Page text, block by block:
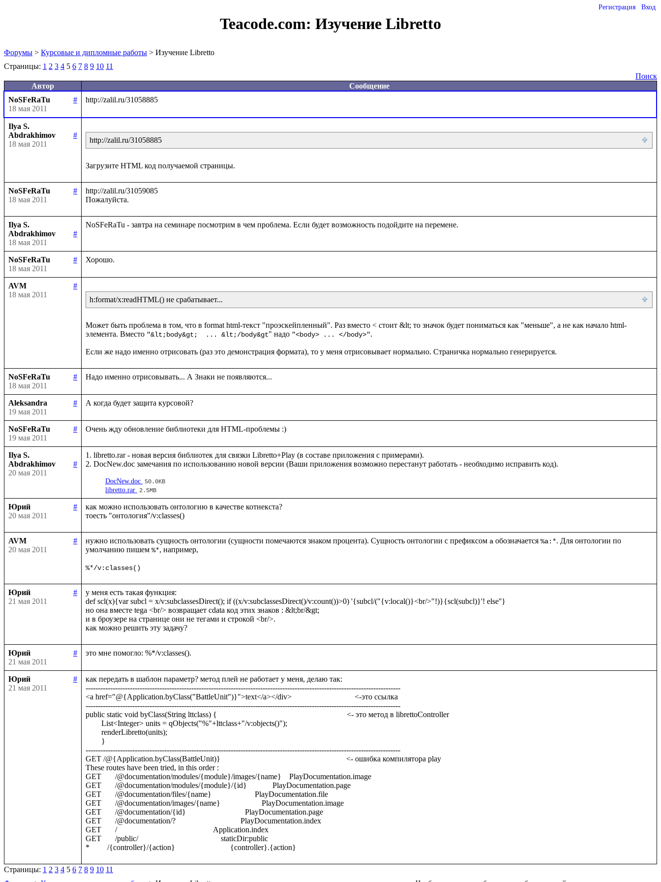
Регистрация Вход
Teacode.com: Изучение Libretto
Форумы > Курсовые и дипломные работы > Изучение Libretto
Страницы: 1 2 3 4 5 6 7 8 9 10 11
Поиск
Автор
Сообщение
NoSFeRaTu
#
18 мая 2011
Ilya S.
Abdrakhimov
#
18 мая 2011
http://zalil.ru/31058885
NoSFeRaTu
#
18 мая 2011
http://zalil.ru/31059085
Ilya S.
Abdrakhimov
#
18 мая 2011
NoSFeRaTu
#
18 мая 2011
AVM
#
18 мая 2011
h:format/x:readHTML() не срабатывает...
Может быть проблема в том, что в format html-текст "проэскейпленный". Раз вместо < стоит &lt; то значок будет пониматься как "меньше", а не как начало html-
элемента. Вместо "&lt;body&gt;  ... &lt;/body&gt" надо "<body> ... </body>".
NoSFeRaTu
#
18 мая 2011
Aleksandra
#
19 мая 2011
NoSFeRaTu
#
19 мая 2011
Ilya S.
Abdrakhimov
#
20 мая 2011
1. libretto.rar - новая версия библиотек для связки Libretto+Play (в составе приложения с примерами).
DocNew.doc 50.0KB
libretto.rar 2.5MB
Юрий
#
20 мая 2011
как можно использовать онтологию в качестве котнекста?
AVM
#
20 мая 2011
нужно использовать сущность онтологии (сущности помечаются знаком процента). Сущность онтологии с префиксом a обозначается %a:*. Для онтологии по
умолчанию пишем %*, например,
%*/v:classes()
Юрий
#
21 мая 2011
у меня есть такая функция:
def scl(x){var subcl = x/v:subclassesDirect(); if ((x/v:subclassesDirect()/v:count())>0) '{subcl/("{v:local()}<br/>"!)}{scl(subcl)}'! else''}
но она вместе tega <br/> возвращает сdata код этих знаков : &lt;br/&gt;
и в броузере на странице они не тегами и строкой <br/>.
Юрий
#
21 мая 2011
Юрий
#
21 мая 2011
как передать в шаблон параметр? метод плей не работает у меня, делаю так:
--------------------------------------------------------------------------------------------------------------------------------
<a href="@{Application.byClass("BattleUnit")}">text</a></div>                                <-это ссылка
--------------------------------------------------------------------------------------------------------------------------------
public static void byClass(String lttclass) {                                                                  <- это метод в librettoController
--------------------------------------------------------------------------------------------------------------------------------
GET /@{Application.byClass(BattleUnit)}                                                                <- ошибка компилятора play
These routes have been tried, in this order :
GET       /@documentation/modules/{module}/images/{name}    PlayDocumentation.image
GET       /@documentation/modules/{module}/{id}             PlayDocumentation.page
GET       /@documentation/files/{name}                      PlayDocumentation.file
GET       /@documentation/images/{name}                     PlayDocumentation.image
GET       /@documentation/{id}                              PlayDocumentation.page
GET       /@documentation/?                                 PlayDocumentation.index
GET       /                                                 Application.index
GET       /public/                                          staticDir:public
Страницы: 1 2 3 4 5 6 7 8 9 10 11